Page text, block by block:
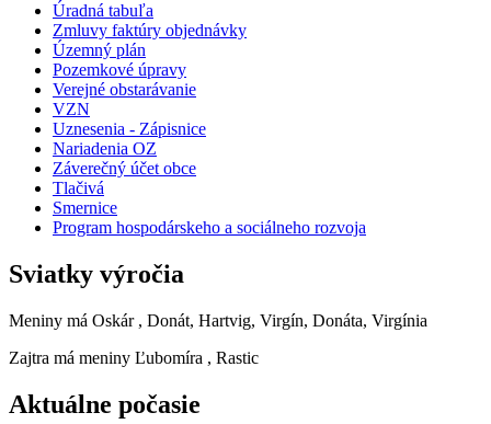
Úradná tabuľa
Zmluvy faktúry objednávky
Územný plán
Pozemkové úpravy
Verejné obstarávanie
VZN
Uznesenia - Zápisnice
Nariadenia OZ
Záverečný účet obce
Tlačivá
Smernice
Program hospodárskeho a sociálneho rozvoja
Sviatky výročia
Meniny má Oskár , Donát, Hartvig, Virgín, Donáta, Virgínia
Zajtra má meniny Ľubomíra , Rastic
Aktuálne počasie